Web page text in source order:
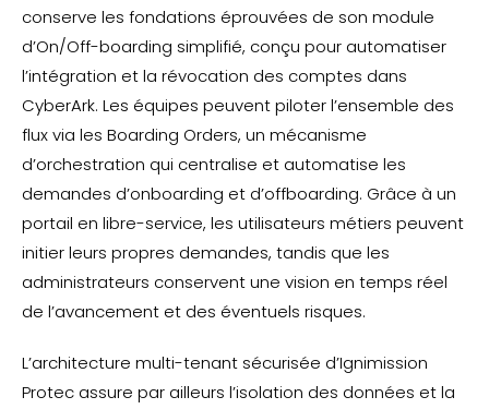
conserve les fondations éprouvées de son module
d’On/Off-boarding simplifié, conçu pour automatiser
l’intégration et la révocation des comptes dans
CyberArk. Les équipes peuvent piloter l’ensemble des
flux via les Boarding Orders, un mécanisme
d’orchestration qui centralise et automatise les
demandes d’onboarding et d’offboarding. Grâce à un
portail en libre-service, les utilisateurs métiers peuvent
initier leurs propres demandes, tandis que les
administrateurs conservent une vision en temps réel
de l’avancement et des éventuels risques.
L’architecture multi-tenant sécurisée d’Ignimission
Protec assure par ailleurs l’isolation des données et la